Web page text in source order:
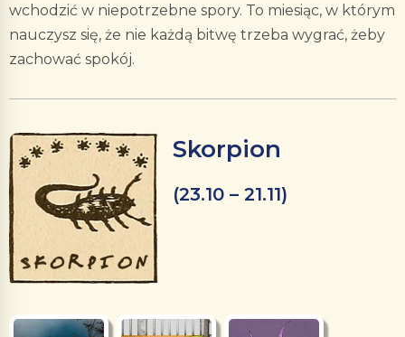
wchodzić w niepotrzebne spory. To miesiąc, w którym
nauczysz się, że nie każdą bitwę trzeba wygrać, żeby
zachować spokój.
Skorpion
(23.10 – 21.11)